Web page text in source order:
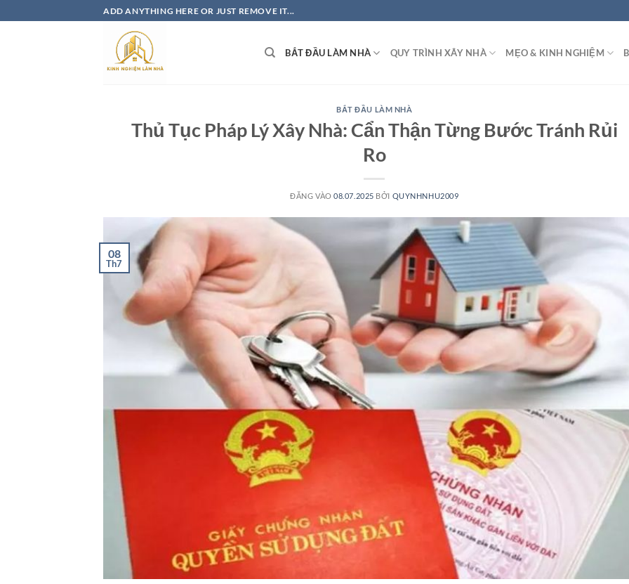
qua
ADD ANYTHING HERE OR JUST REMOVE IT...
BẮT ĐẦU LÀM NHÀ QUY TRÌNH XÂY NHÀ MẸO & KINH NGHIỆM
BẮT ĐẦU LÀM NHÀ
Thủ Tục Pháp Lý Xây Nhà: Cẩn Thận Từng Bước Tránh Rủi
Ro
ĐĂNG VÀO08.07.2025 BỞI QUYNHNHU2009
08
Th7